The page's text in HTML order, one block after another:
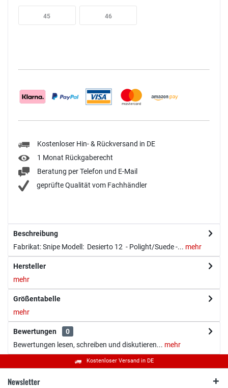
45 46
Kostenloser Hin- & Rückversand in DE
1 Monat Rückgaberecht
Beratung per Telefon und E-Mail
geprüfte Qualität vom Fachhändler
Beschreibung
Fabrikat: Snipe Modell: Desierto 12 - Polight/Suede -... mehr
Hersteller
mehr
Größentabelle
mehr
Bewertungen
0
Bewertungen lesen, schreiben und diskutieren... mehr
Kostenloser Versand in DE
Newsletter